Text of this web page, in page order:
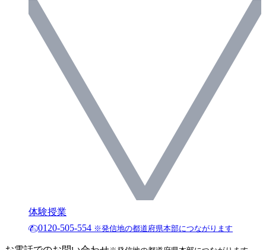
体験授業
0120-505-554 ※発信地の都道府県本部につながります